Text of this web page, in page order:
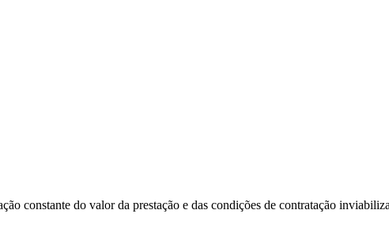
constante do valor da prestação e das condições de contratação